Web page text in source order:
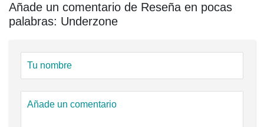
Añade un comentario de Reseña en pocas
palabras: Underzone